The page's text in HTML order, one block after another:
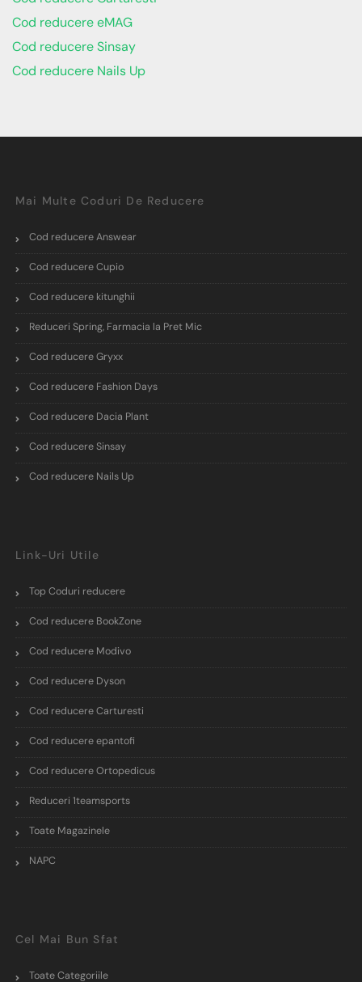
Cod reducere eMAG
Cod reducere Sinsay
Cod reducere Nails Up
Mai Multe Coduri De Reducere
Cod reducere Answear
Cod reducere Cupio
Cod reducere kitunghii
Reduceri Spring, Farmacia la Pret Mic
Cod reducere Gryxx
Cod reducere Fashion Days
Cod reducere Dacia Plant
Cod reducere Sinsay
Cod reducere Nails Up
Link-Uri Utile
Top Coduri reducere
Cod reducere BookZone
Cod reducere Modivo
Cod reducere Dyson
Cod reducere Carturesti
Cod reducere epantofi
Cod reducere Ortopedicus
Reduceri 1teamsports
Toate Magazinele
NAPC
Cel Mai Bun Sfat
Toate Categoriile